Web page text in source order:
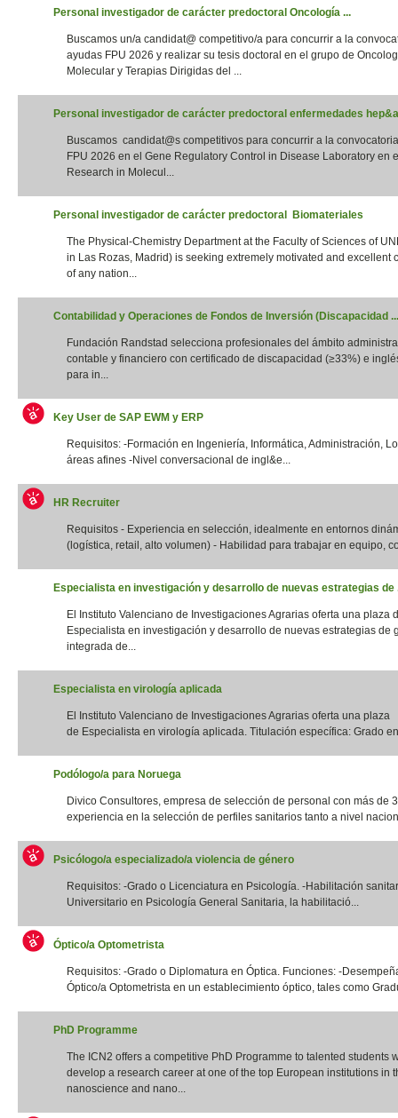
Personal investigador de carácter predoctoral Oncología ...
Buscamos un/a candidat@ competitivo/a para concurrir a la
ayudas FPU 2026 y realizar su tesis doctoral en el grupo de
Molecular y Terapias Dirigidas del ...
Personal investigador de carácter predoctoral enfermedades
Buscamos candidat@s competitivos para concurrir a la
FPU 2026 en el Gene Regulatory Control in Disease Laboratory en
Research in Molecul...
Personal investigador de carácter predoctoral Biomateriales
The Physical-Chemistry Department at the Faculty of Sciences of
in Las Rozas, Madrid) is seeking extremely motivated and excellent
of any nation...
Contabilidad y Operaciones de Fondos de Inversión (Discapacidad ...
Fundación Randstad selecciona profesionales del ámbito
contable y financiero con certificado de discapacidad (≥33%) e
para in...
Key User de SAP EWM y ERP
Requisitos: -Formación en Ingeniería, Informática, Administración,
áreas afines -Nivel conversacional de ingl&e...
HR Recruiter
Requisitos - Experiencia en selección, idealmente en entornos
(logística, retail, alto volumen) - Habilidad para trabajar en equipo,
Especialista en investigación y desarrollo de nuevas estrategias de
El Instituto Valenciano de Investigaciones Agrarias oferta una plaza
Especialista en investigación y desarrollo de nuevas estrategias de
integrada de...
Especialista en virología aplicada
El Instituto Valenciano de Investigaciones Agrarias oferta una plaza
de Especialista en virología aplicada. Titulación específica: Grado
Podólogo/a para Noruega
Divico Consultores, empresa de selección de personal con más de
experiencia en la selección de perfiles sanitarios tanto a nivel
Psicólogo/a especializado/a violencia de género
Requisitos: -Grado o Licenciatura en Psicología. -Habilitación
Universitario en Psicología General Sanitaria, la habilitació...
Óptico/a Optometrista
Requisitos: -Grado o Diplomatura en Óptica. Funciones: -
Óptico/a Optometrista en un establecimiento óptico, tales como
PhD Programme
The ICN2 offers a competitive PhD Programme to talented students
develop a research career at one of the top European institutions in
nanoscience and nano...